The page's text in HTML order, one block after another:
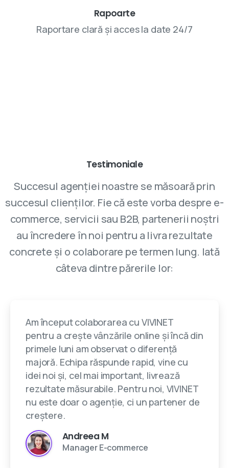
Rapoarte
Raportare clară și acces la date 24/7
Testimoniale
Succesul agenției noastre se măsoară prin
succesul clienților. Fie că este vorba despre e-
commerce, servicii sau B2B, partenerii noștri
au încredere în noi pentru a livra rezultate
concrete și o colaborare pe termen lung. Iată
câteva dintre părerile lor:
Am început colaborarea cu VIVINET
pentru a crește vânzările online și încă din
primele luni am observat o diferență
majoră. Echipa răspunde rapid, vine cu
idei noi și, cel mai important, livrează
rezultate măsurabile. Pentru noi, VIVINET
nu este doar o agenție, ci un partener de
creștere.
Andreea M
Manager E-commerce